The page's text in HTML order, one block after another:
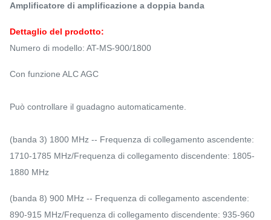
Amplificatore di amplificazione a doppia banda
Dettaglio del prodotto:
Numero di modello: AT-MS-900/1800
Con funzione ALC AGC
Può controllare il guadagno automaticamente.
(banda 3) 1800 MHz -- Frequenza di collegamento ascendente:
1710-1785 MHz/Frequenza di collegamento discendente: 1805-
1880 MHz
(banda 8) 900 MHz -- Frequenza di collegamento ascendente:
890-915 MHz/Frequenza di collegamento discendente: 935-960